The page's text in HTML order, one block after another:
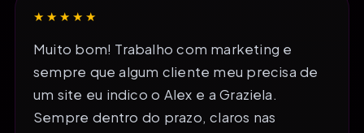
★★★★★
Muito bom! Trabalho com marketing e
sempre que algum cliente meu precisa de
um site eu indico o Alex e a Graziela.
Sempre dentro do prazo, claros nas